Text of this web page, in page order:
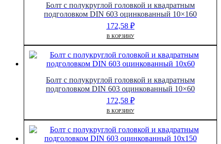
Болт с полукруглой головкой и квадратным
подголовком DIN 603 оцинкованный 10×160
172,58 ₽
В КОРЗИНУ
Болт с полукруглой головкой и квадратным
подголовком DIN 603 оцинкованный 10×60
172,58 ₽
В КОРЗИНУ